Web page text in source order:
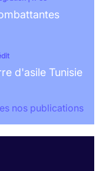
d'asile Tunisie
nos publications